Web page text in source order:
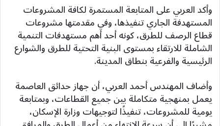
وأكد العربي على المتابعة المستمرة لكافة المشروعات
المستهدفة الجاري تنفيذها، وفي مقدمتها مشروعات
قطاع الرصف للطرق، كونه أحد أهم مستهدفات التنمية
الشاملة للارتقاء بمستوى البنية التحتية للطرق والشوارع
الرئيسية والفرعية بنطاق المدينة.
وأضاف المهندس أحمد العربي، أن جهاز حدائق العاصمة
يعمل بمنهجية متكاملة بين جميع القطاعات، وبمتابعة
يومية للمشروعات، تنفيذًا لتوجيهات وزارة الإسكان،